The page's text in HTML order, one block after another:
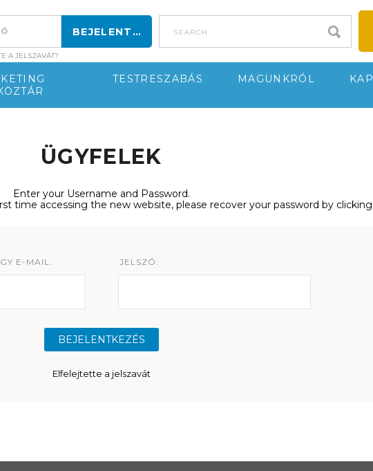
A JELSZAVÁT?
search
TESTRESZABÁS MAGUNKRÓL
ÜGYFELEK
Enter your Username and Password.
time accessing the new website, please recover your password by
E-MAIL: JELSZÓ:
Elfelejtette a jelszavát